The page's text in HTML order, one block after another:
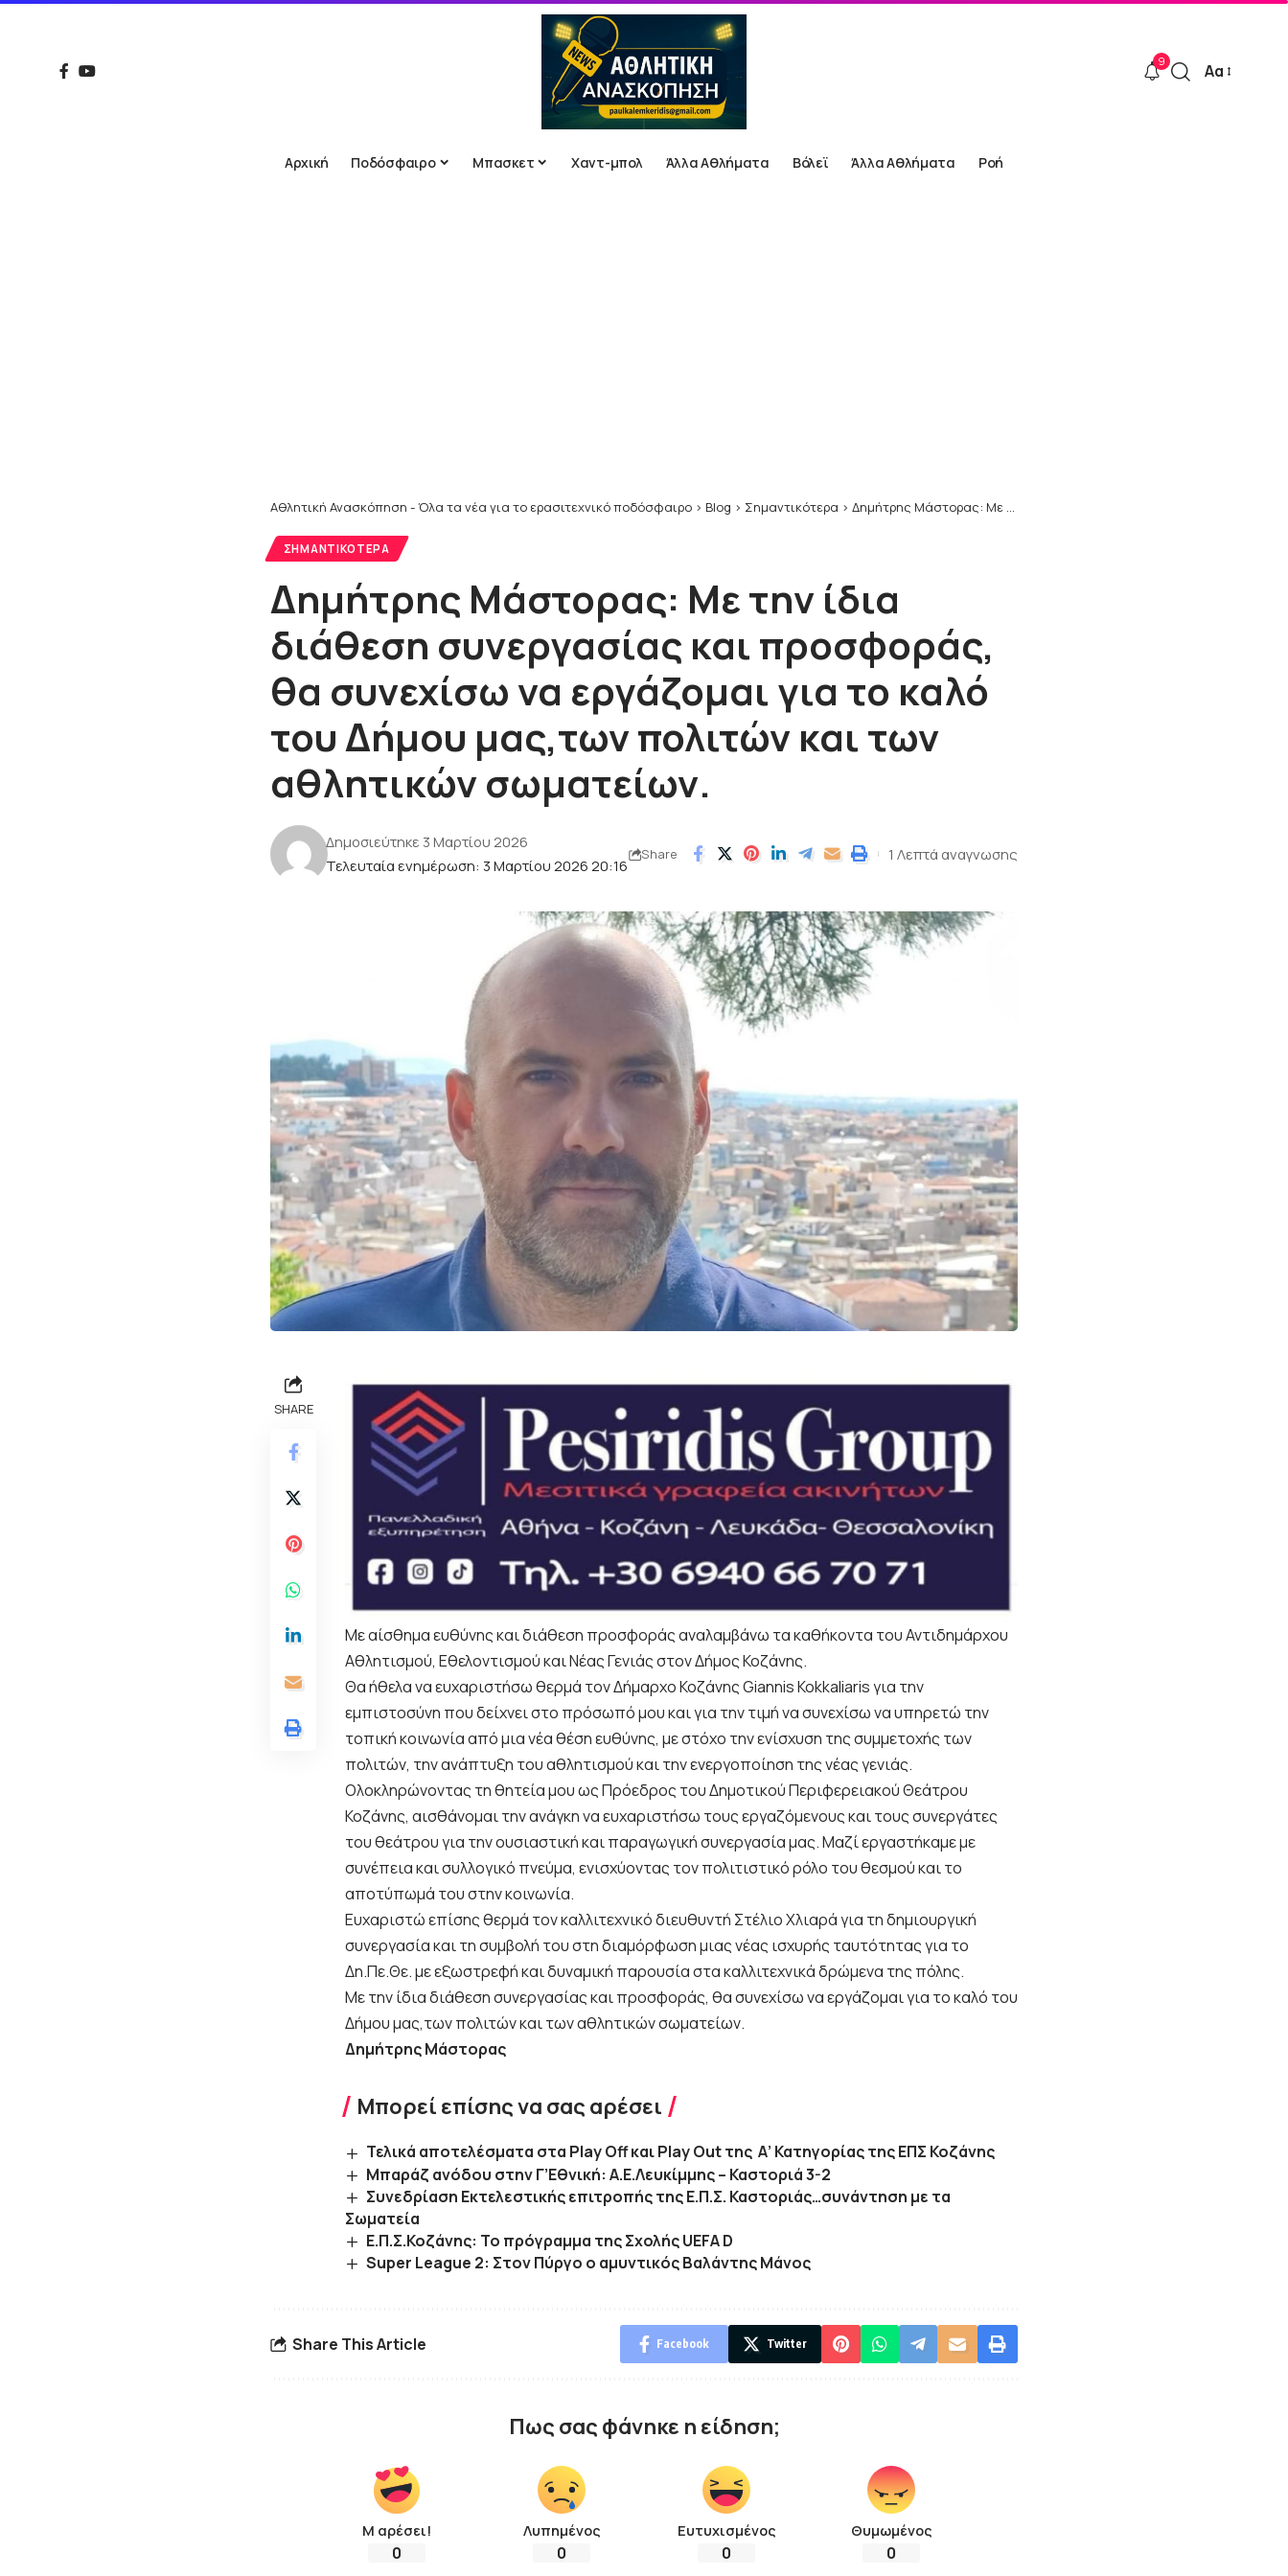
9
Font
Αα
Αρχική Ποδόσφαιρο Μπασκετ Χαντ-μπολ Άλλα Αθλήματα Βόλεϊ Άλλα Αθλήματα Ροή
Αθλητική Ανασκόπηση - Όλα τα νέα για το ερασιτεχνικό ποδόσφαιρο > Blog > Σημαντικότερα > Δημήτρης Μάστορας: Με την ίδια διάθεση συνεργασίας και προσφοράς, θα συνεχίσω να εργάζομαι για το καλό του Δήμου μας,των πολιτών και των αθλητικών σωματείων.
ΣΗΜΑΝΤΙΚΌΤΕΡΑ
Δημήτρης Μάστορας: Με την ίδια
διάθεση συνεργασίας και προσφοράς,
θα συνεχίσω να εργάζομαι για το καλό
του Δήμου μας,των πολιτών και των
αθλητικών σωματείων.
Τελευταία ενημέρωση: 3 Μαρτίου 2026 20:16
Δημοσιεύτηκε 3 Μαρτίου 2026
Share 1 Λεπτά αναγνωσης
SHARE
Με αίσθημα ευθύνης και διάθεση προσφοράς αναλαμβάνω τα καθήκοντα του Αντιδημάρχου
Αθλητισμού, Εθελοντισμού και Νέας Γενιάς στον Δήμος Κοζάνης.
Θα ήθελα να ευχαριστήσω θερμά τον Δήμαρχο Κοζάνης Giannis Kokkaliaris για την
εμπιστοσύνη που δείχνει στο πρόσωπό μου και για την τιμή να συνεχίσω να υπηρετώ την
τοπική κοινωνία από μια νέα θέση ευθύνης, με στόχο την ενίσχυση της συμμετοχής των
πολιτών, την ανάπτυξη του αθλητισμού και την ενεργοποίηση της νέας γενιάς.
Ολοκληρώνοντας τη θητεία μου ως Πρόεδρος του Δημοτικού Περιφερειακού Θεάτρου
Κοζάνης, αισθάνομαι την ανάγκη να ευχαριστήσω τους εργαζόμενους και τους συνεργάτες
του θεάτρου για την ουσιαστική και παραγωγική συνεργασία μας. Μαζί εργαστήκαμε με
συνέπεια και συλλογικό πνεύμα, ενισχύοντας τον πολιτιστικό ρόλο του θεσμού και το
αποτύπωμά του στην κοινωνία.
Ευχαριστώ επίσης θερμά τον καλλιτεχνικό διευθυντή Στέλιο Χλιαρά για τη δημιουργική
συνεργασία και τη συμβολή του στη διαμόρφωση μιας νέας ισχυρής ταυτότητας για το
Δη.Πε.Θε. με εξωστρεφή και δυναμική παρουσία στα καλλιτεχνικά δρώμενα της πόλης.
Με την ίδια διάθεση συνεργασίας και προσφοράς, θα συνεχίσω να εργάζομαι για το καλό του
Δήμου μας,των πολιτών και των αθλητικών σωματείων.
Δημήτρης Μάστορας
Μπορεί επίσης να σας αρέσει
Τελικά αποτελέσματα στα Play Off και Play Out της Α’ Κατηγορίας της ΕΠΣ Κοζάνης
Μπαράζ ανόδου στην Γ’Εθνική: Α.Ε.Λευκίμμης – Καστοριά 3-2
Συνεδρίαση Εκτελεστικής επιτροπής της Ε.Π.Σ. Καστοριάς…συνάντηση με τα
Σωματεία
Ε.Π.Σ.Κοζάνης: Το πρόγραμμα της Σχολής UEFA D
Super League 2: Στον Πύργο ο αμυντικός Βαλάντης Μάνος
Share This Article Facebook Twitter
Πως σας φάνηκε η είδηση;
Μ αρέσει!
0
Λυπημένος
0
Ευτυχισμένος
0
Θυμωμένος
0